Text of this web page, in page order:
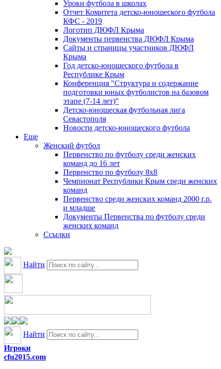
Уроки футбола в школах
Отчет Комитета детско-юношеского футбола
КФС - 2019
Логотип ДЮФЛ Крыма
Документы первенства ДЮФЛ Крыма
Сайты и страницы участников ДЮФЛ
Крыма
Год детско-юношеского футбола в
Республике Крым
Конференция "Структура и содержание
подготовки юных футболистов на базовом
этапе (7-14 лет)"
Детско-юношеская футбольная лига
Севастополя
Новости детско-юношеского футбола
Еще
Женский футбол
Первенство по футболу среди женских
команд до 16 лет
Первенство по футболу 8х8
Чемпионат Республики Крым среди женских
команд
Первенство среди женских команд 2000 г.р.
и младше
Документы Первенства по футболу среди
женских команд
Ссылки
Найти
Найти
Игроки
cfu2015.com